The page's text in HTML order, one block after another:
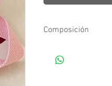
Composición